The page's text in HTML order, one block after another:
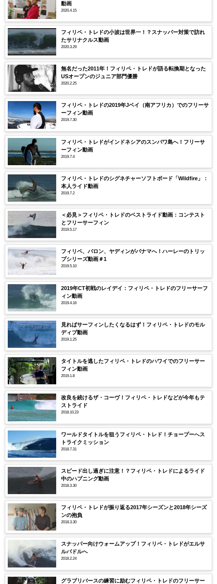
動画
2020.4.15
フィリペ・トレドの小波は世界一！？スナッパー対策で訪れ
たサリナクルス動画
2020.3.29
無名だった2011年！フィリペ・トレドが語る転換期となった
USオープンのジュニア部門優勝
2020.2.25
フィリペ・トレドの2019年Jベイ（南アフリカ）でのフリーサ
ーフィン動画
2019.7.30
フィリペ・トレドがインドネシアのスンバワ島へ！フリーサ
ーフィン動画
2019.7.4
フィリペ・トレドのシグネチャーソフトボード「Wildfire」：
本人ライド動画
2019.7.2
＜必見＞フィリペ・トレドのベストライド動画：コンテスト
とフリーサーフィン
2019.5.17
フィリペ、バロン、ヤディンがパナマへ！ハーレーのトリッ
プシリーズ動画＃1
2019.5.10
2019年CT初戦のレイデイ：フィリペ・トレドのフリーサーフ
ィン動画
2019.4.16
見ればサーフィンしたくなるはず！フィリペ・トレドのモル
ディブ動画
2019.1.25
タイトルを逃したフィリペ・トレドのハワイでのフリーサー
フィン動画
2019.1.8
改良を続けるザ・コーヴ！フィリペ・トレドなどが今年もテ
ストライド
2018.10.23
ワールドタイトルを狙うフィリペ・トレド！チョープーへス
トライクミッション
2018.7.31
スピード出し過ぎに注意！？フィリペ・トレドによるライド
中のハプニング動画
2018.3.30
フィリペ・トレドが振り返る2017年シーズンと2018年シーズ
ンの抱負
2018.3.30
スナッパー向けウォームアップ！フィリペ・トレドがエルサ
ルバドルへ
2018.2.24
グラブリバースの練習に励むフィリペ・トレドのフリーサー